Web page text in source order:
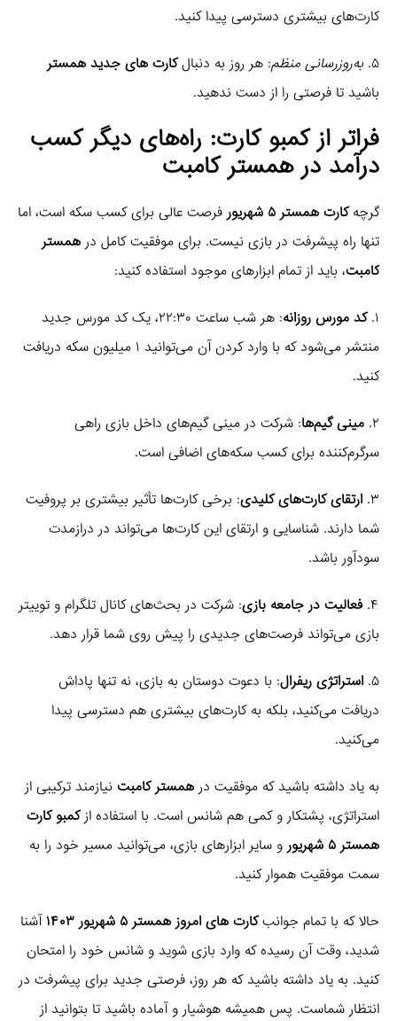
کارت‌های بیشتری دسترسی پیدا کنید.
۵. به‌روزرسانی منظم: هر روز به دنبالکارت های جدید همستر
باشید تا فرصتی را از دست ندهید.
فراتر از کمبو کارت: راه‌های دیگر کسب
درآمد در همستر کامبت
گرچهکارت همستر ۵ شهریور
فرصت عالی برای کسب سکه است، اما
تنها راه پیشرفت در بازی نیست. برای موفقیت کامل در همستر
کامبت، باید از تمام ابزارهای موجود استفاده کنید:
۱. کد مورس روزانه
: هر شب ساعت ۲۲:۳۰، یک کد مورس جدید
منتشر می‌شود که با وارد کردن آن می‌توانید ۱ میلیون سکه دریافت
کنید.
۲. مینی گیم‌ها: شرکت در مینی گیم‌های داخل بازی راهی
سرگرم‌کننده برای کسب سکه‌های اضافی است.
۳. ارتقای کارت‌های کلیدی: برخی کارت‌ها تأثیر بیشتری بر پروفیت
شما دارند. شناسایی و ارتقای این کارت‌ها می‌تواند در درازمدت
سودآور باشد.
۴. فعالیت در جامعه بازی: شرکت در بحث‌های کانال تلگرام و توییتر
بازی می‌تواند فرصت‌های جدیدی را پیش روی شما قرار دهد.
۵. استراتژی ریفرال: با دعوت دوستان به بازی، نه تنها پاداش
دریافت می‌کنید، بلکه به کارت‌های بیشتری هم دسترسی پیدا
می‌کنید.
به یاد داشته باشید که موفقیت در همستر کامبت نیازمند ترکیبی از
استراتژی، پشتکار و کمی هم شانس است. با استفاده ازکمبو کارت
همستر ۵ شهریور
و سایر ابزارهای بازی، می‌توانید مسیر خود را به
سمت موفقیت هموار کنید.
حالا که با تمام جوانبکارت های امروز همستر ۵ شهریور ۱۴۰۳
آشنا
شدید، وقت آن رسیده که وارد بازی شوید و شانس خود را امتحان
کنید. به یاد داشته باشید که هر روز، فرصتی جدید برای پیشرفت در
انتظار شماست. پس همیشه هوشیار و آماده باشید تا بتوانید از